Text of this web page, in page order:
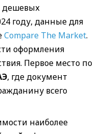
дешевых
году, данные для
Compare The Market.
оформления
Первое место по
, где документ
всего
наиболее